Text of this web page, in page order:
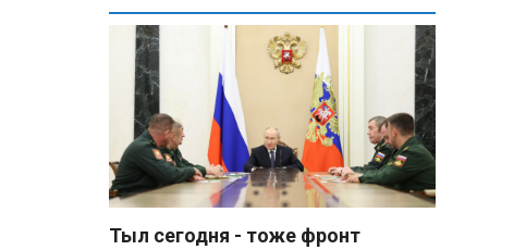
Россияне «услышали батьку» и
скупают пустующие дома в
белорусских деревнях
Алесандр Лукашенко назвал
работу сельской торговли
«неудовлетворительной» и
возмутился «просрочкой и
тухлятиной»
Владимир Путин обсудил с
Тыл сегодня - тоже фронт